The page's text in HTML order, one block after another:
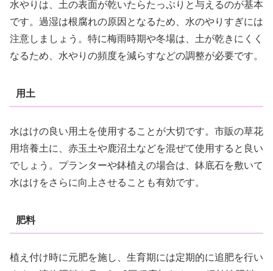
水やりは、土の表面が乾いたらたっぷりと与えるのが基本
です。過湿は根腐れの原因となるため、水のやりすぎには
注意しましょう。特に梅雨時期や冬場は、土が乾きにくく
なるため、水やりの頻度を減らすなどの調整が必要です。
用土
水はけの良い用土を使用することが大切です。市販の草花
用培養土に、赤玉土や鹿沼土などを混ぜて使用すると良い
でしょう。プランターや鉢植えの場合は、鉢底石を敷いて
水はけをさらに向上させることも有効です。
肥料
植え付け時に元肥を施し、生育期には定期的に追肥を行い